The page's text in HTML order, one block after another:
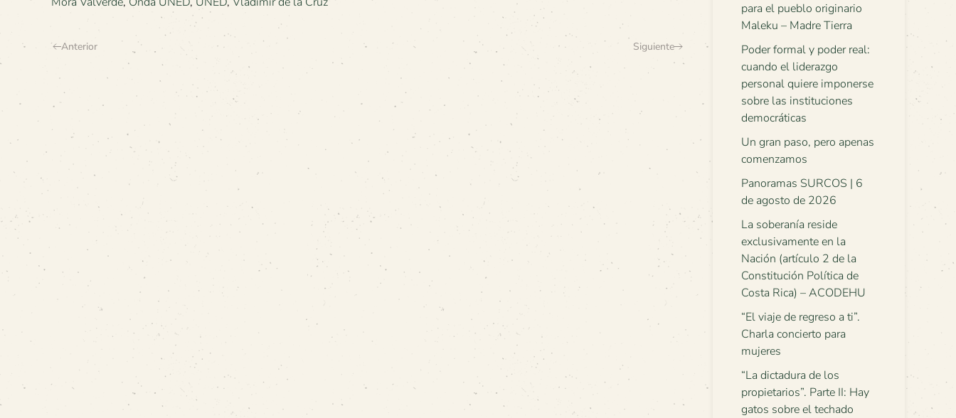
Anterior Siguiente
para el pueblo originario
Maleku – Madre Tierra
Poder formal y poder real:
cuando el liderazgo
personal quiere imponerse
sobre las instituciones
democráticas
Un gran paso, pero apenas
comenzamos
Panoramas SURCOS | 6
de agosto de 2026
La soberanía reside
exclusivamente en la
Nación (artículo 2 de la
Constitución Política de
Costa Rica) – ACODEHU
“El viaje de regreso a ti”.
Charla concierto para
mujeres
“La dictadura de los
propietarios”. Parte II: Hay
gatos sobre el techado